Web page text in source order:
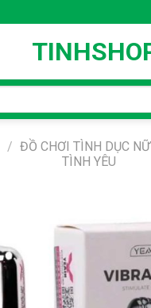
/ ĐỒ CHƠI TÌNH DỤC NỮ
TÌNH YÊU